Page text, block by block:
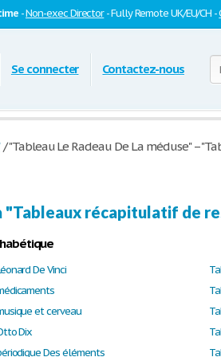
-Non-exec Director- Fully Remote UK/EU/CH -
Se connecter Contactez-nous
/"Tableau Le Radeau De La méduse" –
"Tableaux récapitulatif de
De Vinci
et cerveau
Dix
Des éléments